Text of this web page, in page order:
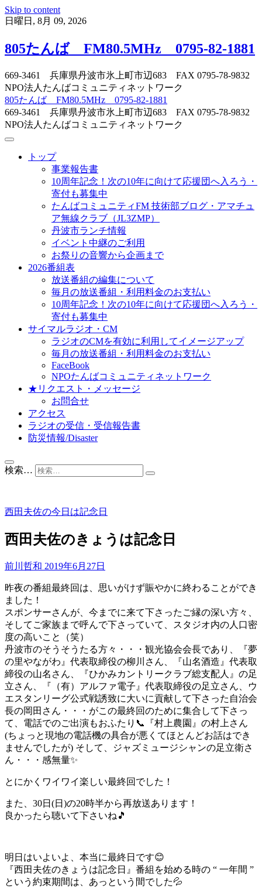
Skip to content
日曜日, 8月 09, 2026
805たんば FM80.5MHz 0795-82-1881
669-3461 兵庫県丹波市氷上町市辺683 FAX 0795-78-9832
NPO法人たんばコミュニティネットワーク
805たんば FM80.5MHz 0795-82-1881
669-3461 兵庫県丹波市氷上町市辺683 FAX 0795-78-9832
NPO法人たんばコミュニティネットワーク
トップ
事業報告書
10周年記念！次の10年に向けて応援団へ入ろう・
寄付も募集中
たんばコミュニティFM 技術部ブログ・アマチュ
ア無線クラブ（JL3ZMP）
丹波市ランチ情報
イベント中継のご利用
お祭りの音響から企画まで
2026番組表
放送番組の編集について
毎月の放送番組・利用料金のお支払い
10周年記念！次の10年に向けて応援団へ入ろう・
寄付も募集中
サイマルラジオ・CM
ラジオのCMを有効に利用してイメージアップ
毎月の放送番組・利用料金のお支払い
FaceBook
NPOたんばコミュニティネットワーク
★リクエスト・メッセージ
お問合せ
アクセス
ラジオの受信・受信報告書
防災情報/Disaster
検索…
西田夫佐の今日は記念日
西田夫佐のきょうは記念日
前川哲和 2019年6月27日
昨夜の番組最終回は、思いがけず賑やかに終わることができ
ました！
スポンサーさんが、今までに来て下さったご縁の深い方々、
そしてご家族まで呼んで下さっていて、スタジオ内の人口密
度の高いこと（笑）
丹波市のそうそうたる方々・・・観光協会会長であり、『夢
の里やながわ』代表取締役の柳川さん、『山名酒造』代表取
締役の山名さん、『ひかみカントリークラブ総支配人』の足
立さん、『（有）アルファ電子』代表取締役の足立さん、ウ
エスタンリーグ公式戦誘致に大いに貢献して下さった自治会
長の岡田さん・・・がこの最終回のために集合して下さっ
て、電話でのご出演もおふたり 📞
『村上農園』の村上さん
(ちょっと現地の電話機の具合が悪くてほとんどお話はでき
ませんでしたが) そして、ジャズミュージシャンの足立衛さ
ん・・・感無量✨
とにかくワイワイ楽しい最終回でした！
また、30日(日)の20時半から再放送あります！
良かったら聴いて下さいね 🎵
明日はいよいよ、本当に最終日です😊
『西田夫佐のきょうは記念日』番組を始める時の “ 一年間 ”
という約束期間は、あっという間でした💦